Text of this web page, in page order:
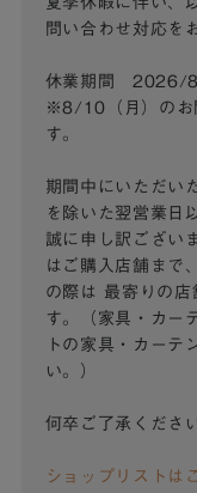
問い合わせ対応を
休業期間 2026/
※8/10（月）のお
す。
期間中にいただい
を除いた翌営業日
誠に申し訳ござい
はご購入店舗まで
の際は
最寄りの店
す。（家具・カー
トの家具・カーテ
い。）
何卒ご了承くださ
ショップリストは